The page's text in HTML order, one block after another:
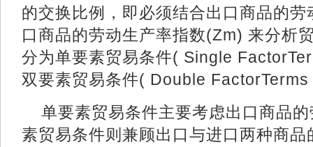
的交换比例，即必须结合出口商品的
口商品的劳动生产率指数(Zm) 来分析
分为单要素贸易条件( Single
双要素贸易条件( Double
单要素贸易条件主要考虑出口商品
素贸易条件则兼顾出口与进口两种商